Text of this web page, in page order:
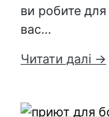
ви робите для
вас…
Читати далі →